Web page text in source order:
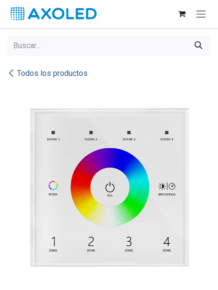
Ir al contenido
Todos los productos